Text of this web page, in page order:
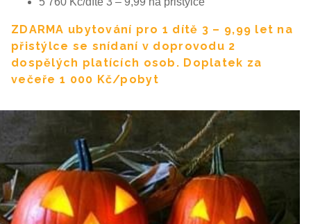
ZDARMA ubytování pro 1 dítě 3 – 9,99 let na
přistýlce se snídaní v doprovodu 2
dospělých platících osob. Doplatek za
večeře 1 000 Kč/pobyt